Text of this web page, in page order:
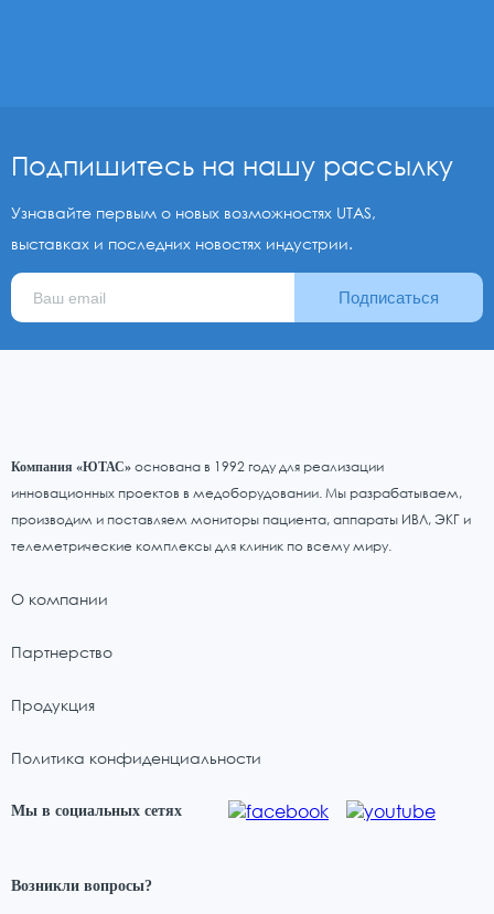
Подпишитесь на нашу рассылку
Узнавайте первым о новых возможностях UTAS,
выставках и последних новостях индустрии.
Подписаться
Компания «ЮТАС» основана в 1992 году для реализации
инновационных проектов в медоборудовании. Мы разрабатываем,
производим и поставляем мониторы пациента, аппараты ИВЛ, ЭКГ и
телеметрические комплексы для клиник по всему миру.
О компании
Партнерство
Продукция
Политика конфиденциальности
Мы в социальных сетях
Возникли вопросы?